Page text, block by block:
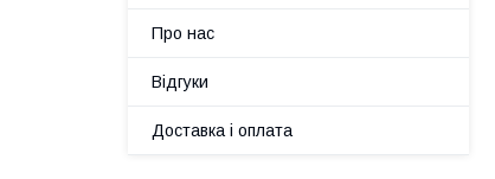
Про нас
Відгуки
Доставка і оплата